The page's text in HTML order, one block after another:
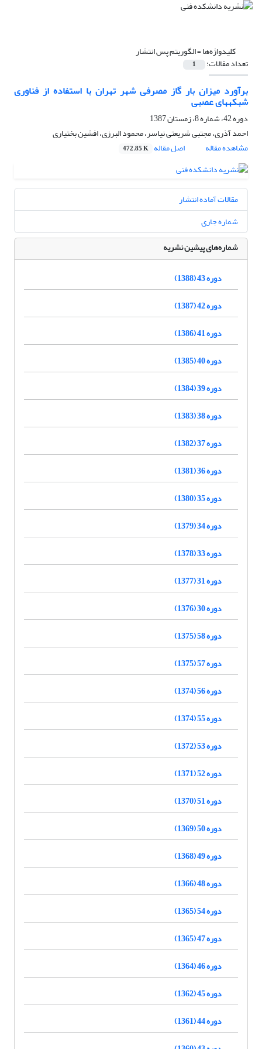
کلیدواژه‌ها =الگوریتم پس انتشار
تعداد مقالات: 1
برآورد میزان بار گاز مصرفی شهر تهران با استفاده از فناوری
شبکه‏های عصبی
دوره 42، شماره 8، زمستان 1387
احمد آذری، مجتبی شریعتی نیاسر، محمود البرزی، افشین بختیاری
مشاهده مقاله
اصل مقاله 472.85 K
مقالات آماده انتشار
شماره جاری
شماره‌های پیشین نشریه
دوره 43 (1388)
دوره 42 (1387)
دوره 41 (1386)
دوره 40 (1385)
دوره 39 (1384)
دوره 38 (1383)
دوره 37 (1382)
دوره 36 (1381)
دوره 35 (1380)
دوره 34 (1379)
دوره 33 (1378)
دوره 31 (1377)
دوره 30 (1376)
دوره 58 (1375)
دوره 57 (1375)
دوره 56 (1374)
دوره 55 (1374)
دوره 53 (1372)
دوره 52 (1371)
دوره 51 (1370)
دوره 50 (1369)
دوره 49 (1368)
دوره 48 (1366)
دوره 54 (1365)
دوره 47 (1365)
دوره 46 (1364)
دوره 45 (1362)
دوره 44 (1361)